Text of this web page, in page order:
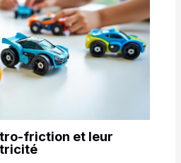
friction et leur